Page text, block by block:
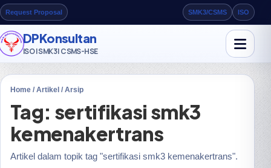
Request Proposal SMK3/CSMS ISO
DPKonsultan
ISO | SMK3 | CSMS-HSE
Home / Artikel / Arsip
Tag: sertifikasi smk3
kemenakertrans
Artikel dalam topik tag "sertifikasi smk3 kemenakertrans".